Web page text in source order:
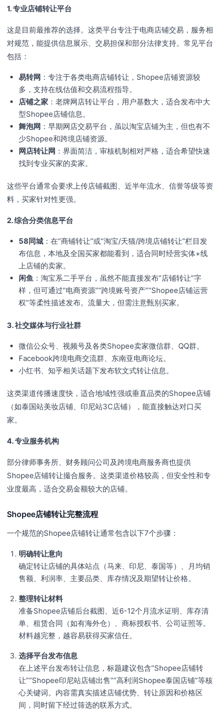
1. 专业店铺转让平台
这是目前最推荐的选择。这类平台专注于电商店铺交易，服务相
对规范，能提供信息展示、交易担保和部分法律支持。常见平台
包括：
易转网 ：专注于各类电商店铺转让，Shopee店铺资源较
多，支持在线估值和交易流程指导。
店铺之家 ：老牌网店转让平台，用户基数大，适合发布中大
型Shopee店铺信息。
舞泡网 ：早期网店交易平台，虽以淘宝店铺为主，但也有不
少Shopee和跨境店铺资源。
网店转让网 ：界面简洁，审核机制相对严格，适合希望快速
找到专业买家的卖家。
这些平台通常会要求上传店铺截图、近半年流水、信誉等级等资
料，买家针对性更强。
2. 综合分类信息平台
58同城 ：在“商铺转让”或“淘宝/天猫/跨境店铺转让”栏目发
布信息，本地及全国买家都能看到，适合同时经营实体+线
上店铺的卖家。
闲鱼 ：淘宝系二手平台，虽然不能直接发布“店铺转让”字
样，但可通过“电商资源”“跨境账号资产”“Shopee店铺运营
权”等柔性描述发布。流量大，但需注意甄别买家。
3. 社交媒体与行业社群
微信公众号、视频号及各类Shopee卖家微信群、QQ群。
Facebook跨境电商交流群、东南亚电商论坛。
小红书、知乎相关话题下发布软文式转让信息。
这类渠道传播速度快，适合地域性强或垂直品类的Shopee店铺
（如泰国站美妆店铺、印尼站3C店铺），能直接触达对口买
家。
4. 专业服务机构
部分律师事务所、财务顾问公司及跨境电商服务商也提供
Shopee店铺转让撮合服务。这类渠道价格较高，但安全性和专
业度最高，适合交易金额较大的店铺。
Shopee店铺转让完整流程
一个规范的Shopee店铺转让通常包含以下7个步骤：
明确转让意向
确定转让店铺的具体站点（马来、印尼、泰国等）、月均销
售额、利润率、主要品类、库存情况及期望转让价格。
整理转让材料
准备Shopee店铺后台截图、近6-12个月流水证明、库存清
单、租赁合同（如有海外仓）、商标授权书、公司证照等。
材料越完整，越容易获得买家信任。
选择平台发布信息
在上述平台发布转让信息，标题建议包含“Shopee店铺转
让”“Shopee印尼站店铺出售”“高利润Shopee泰国店铺”等核
心关键词。内容需真实描述店铺优势、转让原因和价格区
间，同时留下经过筛选的联系方式。